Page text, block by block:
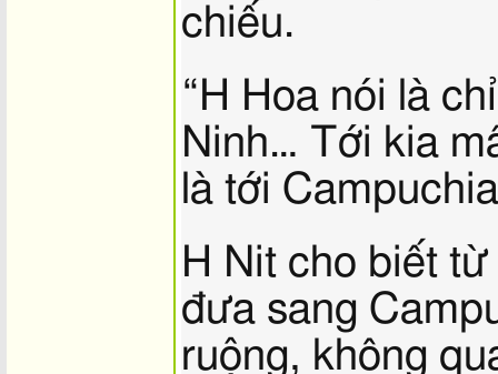
chiếu.
“H Hoa nói là
Ninh… Tới kia
là tới
H Nit cho biết
đưa sang
ruộng, không